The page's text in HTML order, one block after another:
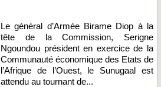
Le général d’Armée Birame Diop à la
tête de la Commission, Serigne
Ngoundou président en exercice de la
Communauté économique des Etats de
l’Afrique de l’Ouest, le Sunugaal est
attendu au tournant de...